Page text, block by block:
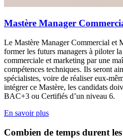
Mastère Manager
Le Mastère Manager Commercial et
former les futurs managers à piloter
commerciale et marketing par une
compétences techniques. Ils seront
spécialistes, voire de réaliser eux-
intégrer ce Mastère, les candidats
BAC+3 ou Certifiés d’un niveau 6.
En savoir plus
Combien de temps durent